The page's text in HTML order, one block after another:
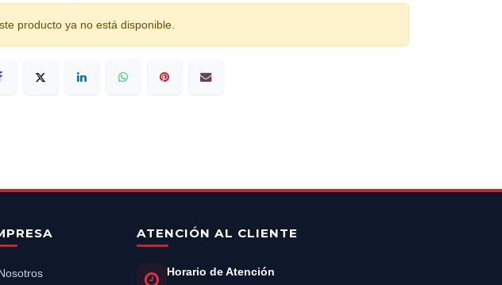
producto ya no está disponible.
Nosotros
ATENCIÓN AL CLIENTE
Horario de Atención